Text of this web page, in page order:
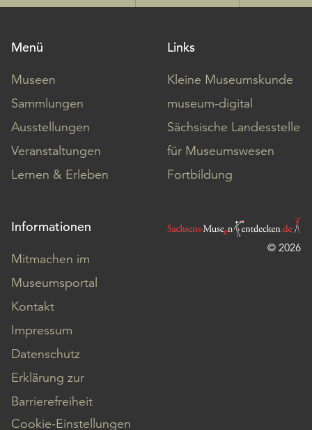
Menü
Museen
Sammlungen
Ausstellungen
Veranstaltungen
Lernen & Erleben
Links
Kleine Museumskunde
museum-digital
Sächsische Landesstelle
für Museumswesen
Fortbildung
Informationen
Mitmachen im
Museumsportal
Kontakt
Impressum
Datenschutz
Erklärung zur
Barrierefreiheit
Cookie-Einstellungen
© 2026